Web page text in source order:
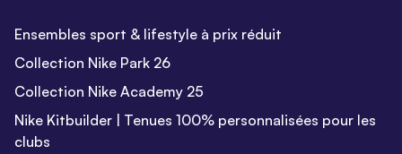
Ensembles sport & lifestyle à prix réduit
Collection Nike Park 26
Collection Nike Academy 25
Nike Kitbuilder | Tenues 100% personnalisées pour les
clubs